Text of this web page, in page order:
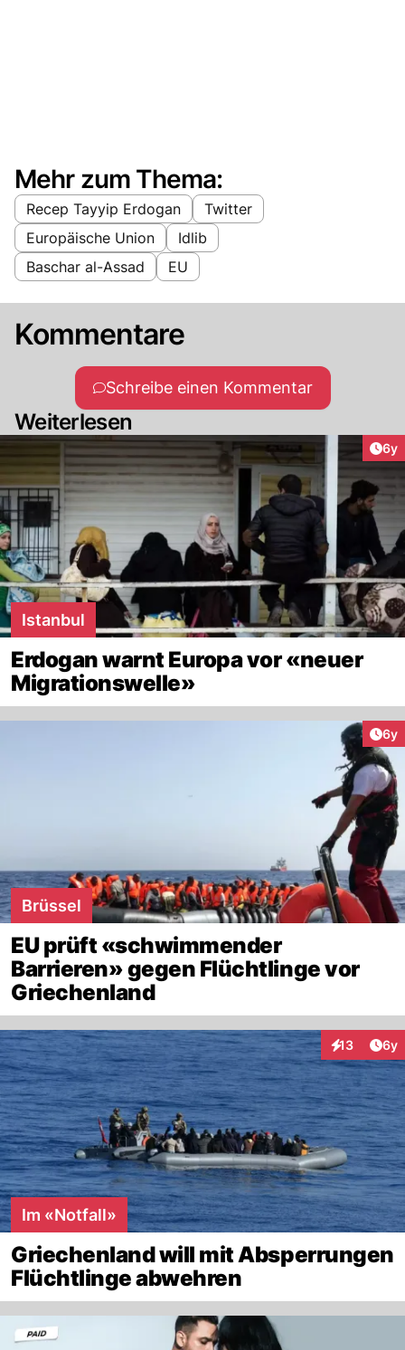
Mehr zum Thema:
Recep Tayyip Erdogan
Twitter
Europäische Union
Idlib
Baschar al-Assad
EU
Kommentare
Schreibe einen Kommentar
Weiterlesen
6y
Istanbul
Erdogan warnt Europa vor «neuer
Migrationswelle»
6y
Brüssel
EU prüft «schwimmender
Barrieren» gegen Flüchtlinge vor
Griechenland
13 6y
Im «Notfall»
Griechenland will mit Absperrungen
Flüchtlinge abwehren